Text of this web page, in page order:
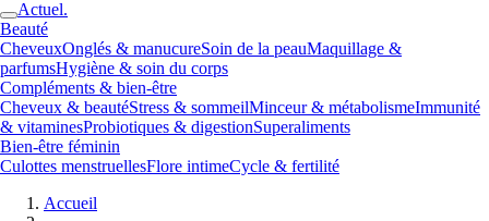
Actuel.
Beauté
CheveuxOnglés & manucureSoin de la peauMaquillage &
parfumsHygiène & soin du corps
Compléments & bien-être
Cheveux & beautéStress & sommeilMinceur & métabolismeImmunité
& vitaminesProbiotiques & digestionSuperaliments
Bien-être féminin
Culottes menstruellesFlore intimeCycle & fertilité
Accueil